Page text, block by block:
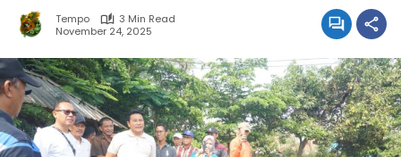
Tempo
3 Min Read
November 24, 2025